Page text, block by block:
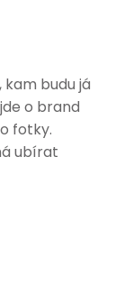
budu já
o brand
fotky.
ubírat